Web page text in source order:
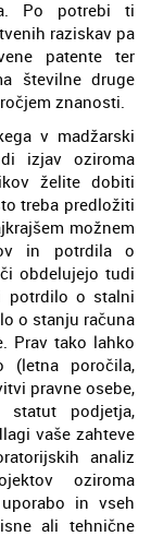
Po potrebi ti
raziskav pa
patente ter
številne druge
znanosti.
v madžarski
izjav oziroma
želite dobiti
treba predložiti
možnem
in potrdila o
obdelujejo tudi
potrdilo o stalni
o stanju računa
Prav tako lahko
(letna poročila,
pravne osebe,
statut podjetja,
vaše zahteve
analiz
oziroma
in vseh
ali tehnične